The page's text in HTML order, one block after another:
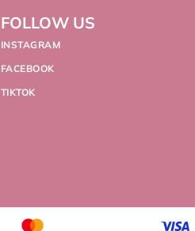
FOLLOW US
INSTAGRAM
FACEBOOK
TIKTOK